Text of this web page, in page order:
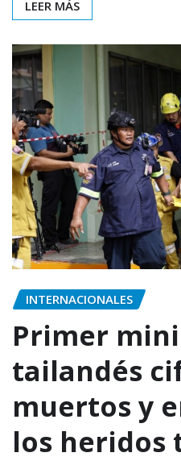
LEER MÁS
INTERNACIONALES
Primer
tailandés
muertos y
los